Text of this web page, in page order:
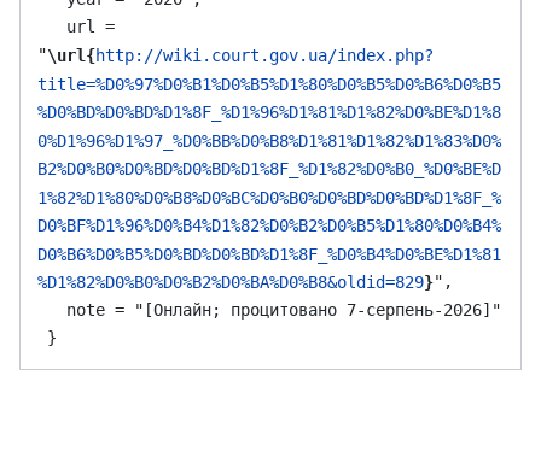
"\url{http://wiki.court.gov.ua/index.php?
title=%D0%97%D0%B1%D0%B5%D1%80%D0%B5%D0%B6%D0%B5
%D0%BD%D0%BD%D1%8F_%D1%96%D1%81%D1%82%D0%BE%D1%8
0%D1%96%D1%97_%D0%BB%D0%B8%D1%81%D1%82%D1%83%D0%
B2%D0%B0%D0%BD%D0%BD%D1%8F_%D1%82%D0%B0_%D0%BE%D
1%82%D1%80%D0%B8%D0%BC%D0%B0%D0%BD%D0%BD%D1%8F_%
D0%BF%D1%96%D0%B4%D1%82%D0%B2%D0%B5%D1%80%D0%B4%
D0%B6%D0%B5%D0%BD%D0%BD%D1%8F_%D0%B4%D0%BE%D1%81
%D1%82%D0%B0%D0%B2%D0%BA%D0%B8&oldid=829}",